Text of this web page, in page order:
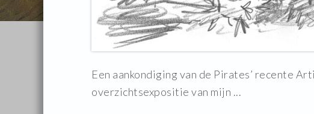
Een aankondiging van de Pirates’ recente
overzichtsexpositie van mijn ...